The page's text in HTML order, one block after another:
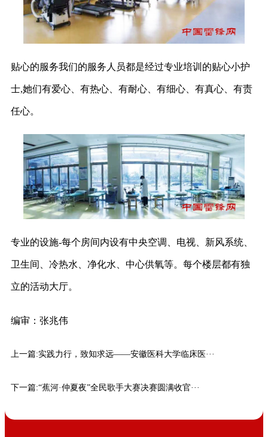
贴心的服务我们的服务人员都是经过专业培训的贴心小护
士,她们有爱心、有热心、有耐心、有细心、有真心、有责
任心。
专业的设施-每个房间内设有中央空调、电视、新风系统、
卫生间、冷热水、净化水、中心供氧等。每个楼层都有独
立的活动大厅。
编审：张兆伟
上一篇:实践力行，致知求远——安徽医科大学临床医···
下一篇:“蕉河·仲夏夜”全民歌手大赛决赛圆满收官···